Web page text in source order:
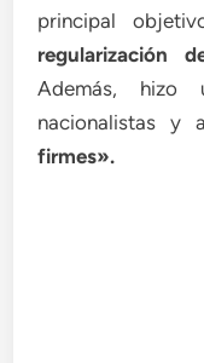
principal
regularización
Además,
nacionalistas y
firmes».